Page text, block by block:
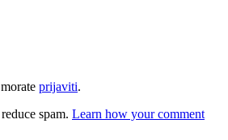
prijaviti.
spam. Learn how your comment